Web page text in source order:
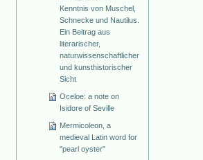
Kenntnis von Muschel,
Schnecke und Nautilus.
Ein Beitrag aus
literarischer,
naturwissenschaftlicher
und kunsthistorischer
Sicht
Oceloe: a note on
Isidore of Seville
Mermicoleon, a
medieval Latin word for
"pearl oyster"